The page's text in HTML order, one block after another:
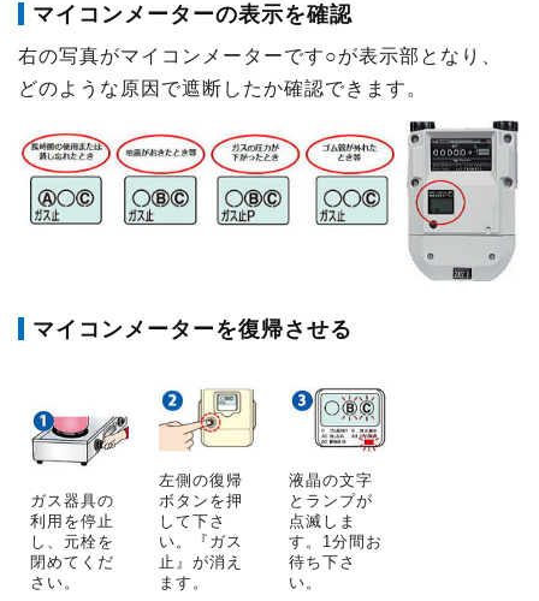
マイコンメーターの表示を確認
右の写真がマイコンメーターです○が表示部となり、
どのような原因で遮断したか確認できます。
マイコンメーターを復帰させる
ガス器具の
利用を停止
し、元栓を
閉めてくだ
さい。
左側の復帰
ボタンを押
して下さ
い。『ガス
止』が消え
ます。
液晶の文字
とランプが
点滅しま
す。1分間お
待ち下さ
い。